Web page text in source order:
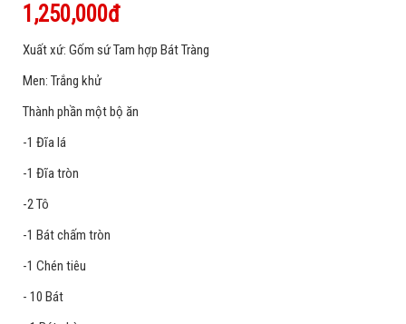
1,250,000đ
Xuất xứ: Gốm sứ Tam hợp Bát Tràng
Men: Trắng khử
Thành phần một bộ ăn
-1 Đĩa lá
-1 Đĩa tròn
-2 Tô
-1 Bát chấm tròn
-1 Chén tiêu
- 10 Bát